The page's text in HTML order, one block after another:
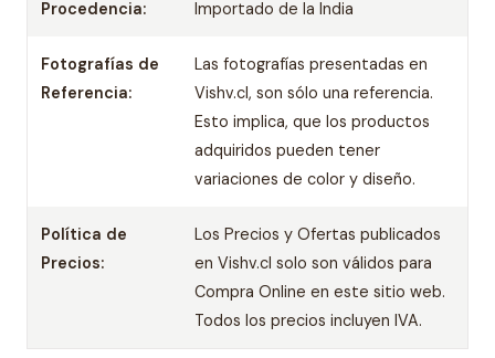
Procedencia: Importado de la India
Fotografías de
Referencia:
Las fotografías presentadas en
Vishv.cl, son sólo una referencia.
Esto implica, que los productos
adquiridos pueden tener
variaciones de color y diseño.
Política de
Precios:
Los Precios y Ofertas publicados
en Vishv.cl solo son válidos para
Compra Online en este sitio web.
Todos los precios incluyen IVA.